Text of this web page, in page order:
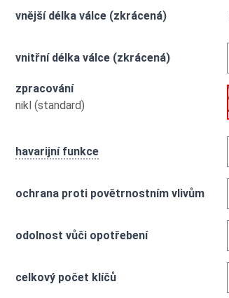
vnější délka válce (zkrácená)
vnitřní délka válce (zkrácená)
zpracování
nikl (standard)
havarijní funkce
ochrana proti povětrnostním vlivům
odolnost vůči opotřebení
celkový počet klíčů